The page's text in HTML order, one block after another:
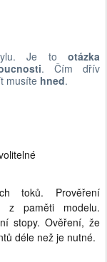
Je to
otázka
. Čím dřív
musíte hned.
toků. Prověření
z paměti modelu.
stopy. Ověření, že
déle než je nutné.